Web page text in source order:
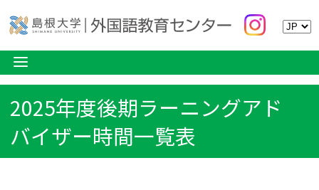
2025年度後期ラーニングアド
バイザー時間一覧表